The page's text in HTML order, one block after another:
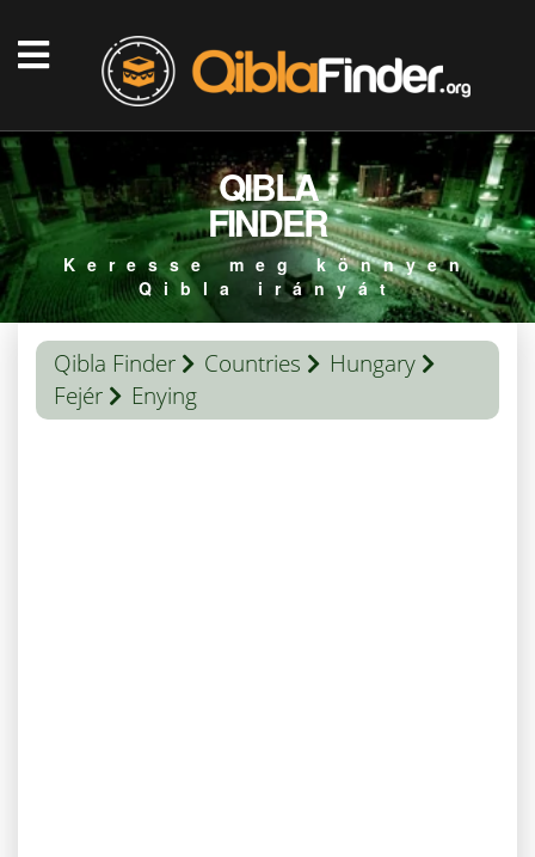
QIBLA
FINDER
Keresse meg könnyen
Qibla irányát
Qibla Finder Countries
Hungary
Fejér
Enying